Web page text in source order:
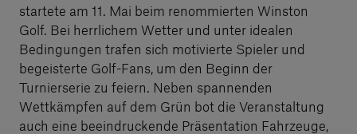
startete am 11. Mai beim renommierten Winston
Golf. Bei herrlichem Wetter und unter idealen
Bedingungen trafen sich motivierte Spieler und
begeisterte Golf-Fans, um den Beginn der
Turnierserie zu feiern. Neben spannenden
Wettkämpfen auf dem Grün bot die Veranstaltung
auch eine beeindruckende Präsentation Fahrzeuge,